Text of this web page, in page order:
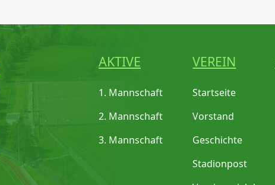
AKTIVE
1. Mannschaft
2. Mannschaft
3. Mannschaft
VEREIN
Startseite
Vorstand
Geschichte
Stadionpost